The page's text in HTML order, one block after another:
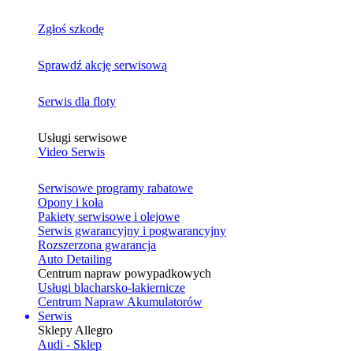
Zgłoś szkodę
Sprawdź akcję serwisową
Serwis dla floty
Usługi serwisowe
Video Serwis
Serwisowe programy rabatowe
Opony i koła
Pakiety serwisowe i olejowe
Serwis gwarancyjny i pogwarancyjny
Rozszerzona gwarancja
Auto Detailing
Centrum napraw powypadkowych
Usługi blacharsko-lakiernicze
Centrum Napraw Akumulatorów
Serwis
Sklepy Allegro
Audi - Sklep